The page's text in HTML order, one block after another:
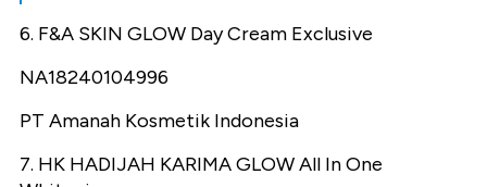
6. F&A SKIN GLOW Day Cream Exclusive
NA18240104996
PT Amanah Kosmetik Indonesia
7. HK HADIJAH KARIMA GLOW All In One